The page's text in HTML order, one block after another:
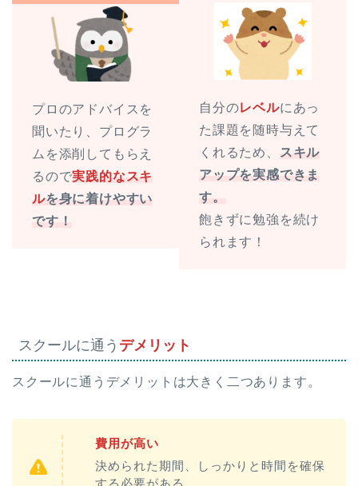
プロのアドバイスを
聞いたり、プログラ
ムを添削してもらえ
るので実践的なスキ
ルを身に着けやすい
です！
自分のレベルにあっ
た課題を随時与えて
くれるため、
スキル
アップを実感できま
す。
飽きずに勉強を続け
られます！
スクールに通う デメリット
スクールに通うデメリットは大きく二つあります。
費用が高い
決められた期間、しっかりと時間を確保
する必要がある